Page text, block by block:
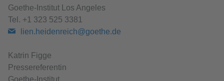
Goethe-Institut Los Angeles
Tel. +1 323 525 3381
lien.heidenreich@goethe.de
Katrin Figge
Pressereferentin
Goethe-Institut